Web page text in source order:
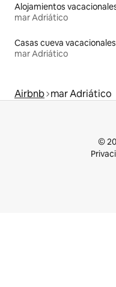
mar Adriático
Casas cueva vacacionales
mar Adriático
Airbnb mar Adriático
©